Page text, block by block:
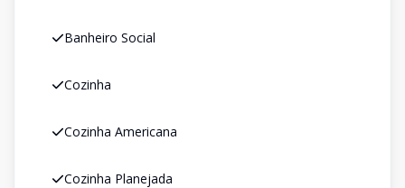
Banheiro Social
Cozinha
Cozinha Americana
Cozinha Planejada